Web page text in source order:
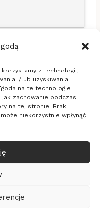
z technologii,
i/lub uzyskiwania
na te technologie
zachowanie podczas
na tej stronie. Brak
niekorzystnie wpłynąć
REGON:
zdrowie
prywatności